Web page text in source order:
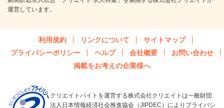
運営しています。
利用規約 リンクについて
サイトマップ
プライバシーポリシー
ヘルプ 会社概要
お問い合わせ
掲載をお考えの企業様へ
クリエイトバイトを運営する株式会社クリエイトは一般財団
法人日本情報経済社会推進協会（JIPDEC）によりプライバシ